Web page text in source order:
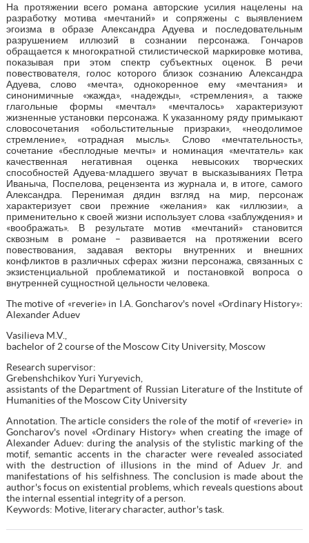
На протяжении всего романа авторские усилия нацелены на
разработку мотива «мечтаний» и сопряжены с выявлением
эгоизма в образе Александра Адуева и последовательным
разрушением иллюзий в сознании персонажа. Гончаров
обращается к многократной стилистической маркировке мотива,
показывая при этом спектр субъектных оценок. В речи
повествователя, голос которого близок сознанию Александра
Адуева, слово «мечта», однокоренное ему «мечтания» и
синонимичные «жажда», «надежды», «стремления», а также
глагольные формы «мечтал» «мечталось» характеризуют
жизненные установки персонажа. К указанному ряду примыкают
словосочетания «обольстительные призраки», «неодолимое
стремление», «отрадная мысль». Слово «мечтательность»,
сочетание «бесплодные мечты» и номинация «мечтатель» как
качественная негативная оценка невысоких творческих
способностей Адуева-младшего звучат в высказываниях Петра
Иваныча, Поспелова, рецензента из журнала и, в итоге, самого
Александра. Перенимая дядин взгляд на мир, персонаж
характеризует свои прежние «желания» как «иллюзии», а
применительно к своей жизни использует слова «заблуждения» и
«воображать». В результате мотив «мечтаний» становится
сквозным в романе – развивается на протяжении всего
повествования, задавая векторы внутренних и внешних
конфликтов в различных сферах жизни персонажа, связанных с
экзистенциальной проблематикой и постановкой вопроса о
внутренней сущностной цельности человека.
The motive of «reverie» in I.A. Goncharov's novel «Ordinary History»:
Alexander Aduev
Vasilieva M.V.,
bachelor of 2 course of the Moscow City University, Moscow
Research supervisor:
Grebenshchikov Yuri Yuryevich,
assistants of the Department of Russian Literature of the Institute of
Humanities of the Moscow City University
Annotation. The article considers the role of the motif of «reverie» in
Goncharov's novel «Ordinary History» when creating the image of
Alexander Aduev: during the analysis of the stylistic marking of the
motif, semantic accents in the character were revealed associated
with the destruction of illusions in the mind of Aduev Jr. and
manifestations of his selfishness. The conclusion is made about the
author's focus on existential problems, which reveals questions about
the internal essential integrity of a person.
Keywords: Motive, literary character, author's task.